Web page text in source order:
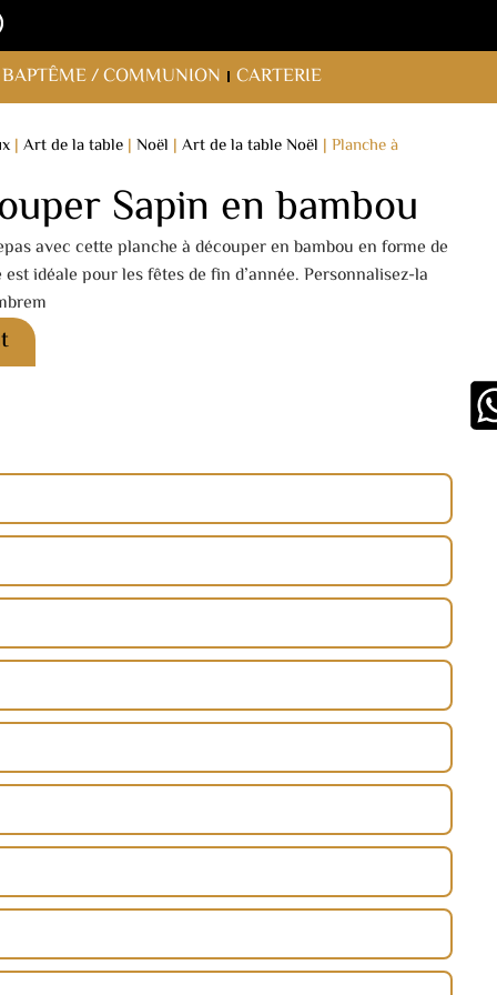
BAPTÊME / COMMUNION CARTERIE
| Art de la table | Noël | Art de la table Noël | Planche à
Sapin en bambou
avec cette planche à découper en bambou en forme de
idéale pour les fêtes de fin d’année. Personnalisez-la